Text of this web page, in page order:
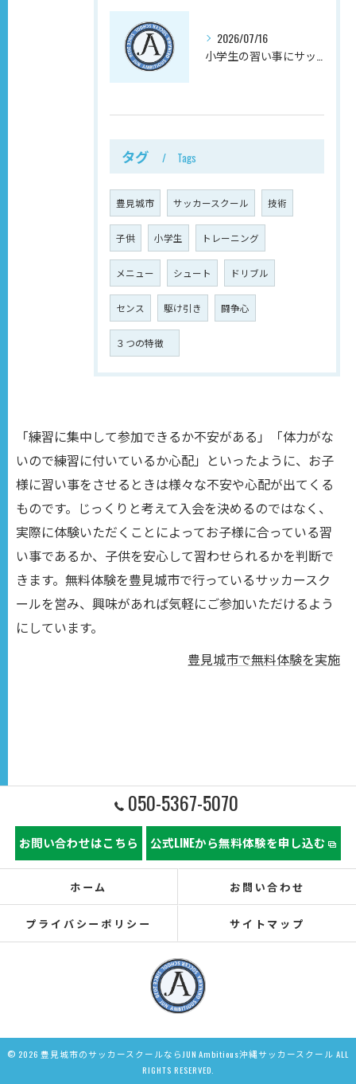
2026/07/16
タグ Tags
豊見城市 サッカースクール 技術
子供 小学生 トレーニング
メニュー シュート ドリブル
センス 駆け引き 闘争心
３つの特徴
「練習に集中して参加できるか不安がある」「体力がな
いので練習に付いているか心配」といったように、お子
様に習い事をさせるときは様々な不安や心配が出てくる
ものです。じっくりと考えて入会を決めるのではなく、
実際に体験いただくことによってお子様に合っている習
い事であるか、子供を安心して習わせられるかを判断で
きます。無料体験を豊見城市で行っているサッカースク
ールを営み、興味があれば気軽にご参加いただけるよう
にしています。
豊見城市で無料体験を実施
050-5367-5070
お問い合わせはこちら 公式LINEから無料体験を申し込む
ホーム お問い合わせ
プライバシーポリシー サイトマップ
© 2026 豊見城市のサッカースクールならJUN Ambitious沖縄サッカースクール ALL
RIGHTS RESERVED.